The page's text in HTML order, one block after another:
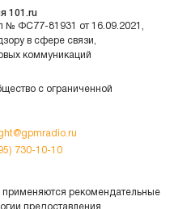
101.ru
№ ФС77-81931 от 16.09.2021,
в сфере связи,
коммуникаций
с ограниченной
730-10-10
рекомендательные
предоставления